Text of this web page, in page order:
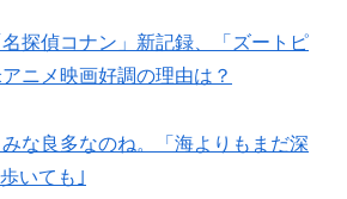
名探偵コナン」新記録、「ズートピ
ニメ映画好調の理由は？
な良多なのね。「海よりもまだ深
いても｣